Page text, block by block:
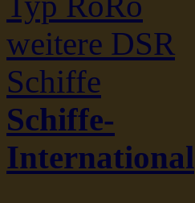
weitere DSR
Schiffe
Schiffe-
International